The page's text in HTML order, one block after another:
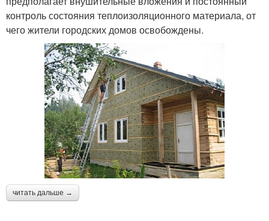
контроль состояния теплоизоляционного материала, от
чего жители городских домов освобождены.
читать дальше →